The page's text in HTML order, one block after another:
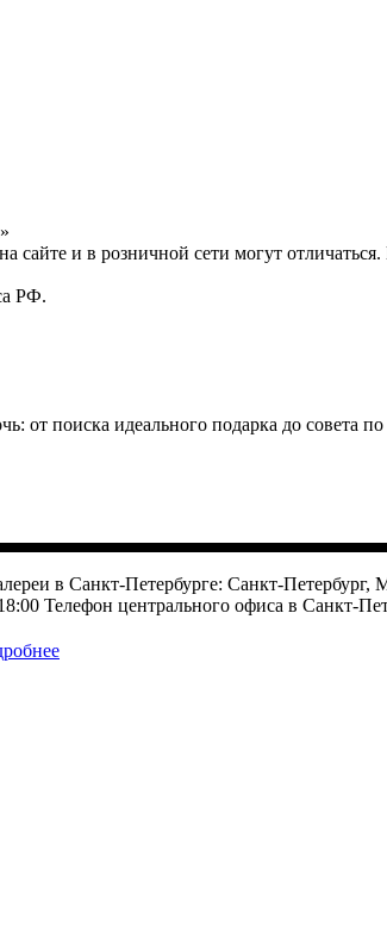
и в розничной сети могут
РФ.
от поиска идеального подарка до совета
в Санкт-Петербурге: Санкт-
Телефон центрального офиса в Санкт-